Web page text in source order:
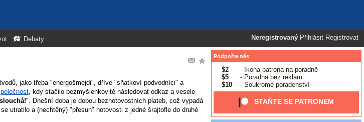
Neregistrovaný Přihlásit Registrovat
Debaty
jako třeba "energošmejdi", dříve "sňatkoví podvodníci" a
, kdy stačilo bezmyšlenkovitě následovat odkaz a vesele
". Dnešní doba je dobou bezhotovostních plateb, což vypadá
utratilo a (nechtěný) "přesun" hotovosti z jedné šrajtofle do druhé
Podpořte nás
$2
- Ikona patrona na poradně
$5
- Poradna bez reklam
$10
- Soukromé poradenství
STAŇTE SE PATRONEM